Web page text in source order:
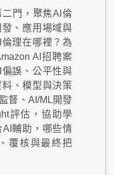
門，聚焦AI倫
、應用場域與
理在哪裡？為
AI招聘案
誤、公平性與
、模型與決策
督、AI/ML開發
評估，協助學
輔助，哪些情
覆核與最終把